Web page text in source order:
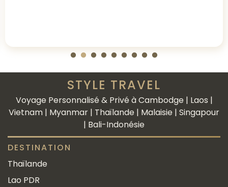
STYLE TRAVEL
Voyage Personnalisé & Privé à Cambodge | Laos |
Vietnam | Myanmar | Thaïlande | Malaisie | Singapour
| Bali-Indonésie
DESTINATION
Thaïlande
Lao PDR